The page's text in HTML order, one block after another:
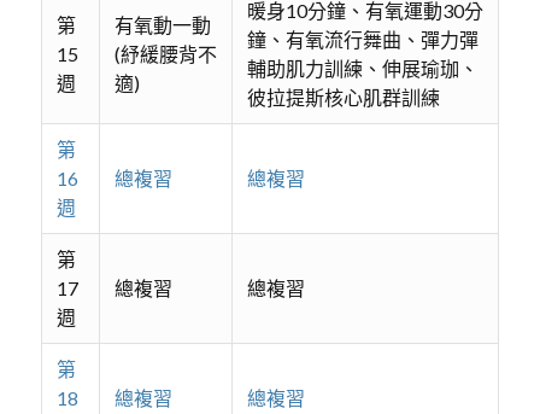
第
15
週
有氧動一動
(紓緩腰背不
適)
暖身10分鐘、有氧運動30分
鐘、有氧流行舞曲、彈力彈
輔助肌力訓練、伸展瑜珈、
彼拉提斯核心肌群訓練
第
16
週
總複習 總複習
第
17
週
總複習 總複習
第
18
總複習 總複習